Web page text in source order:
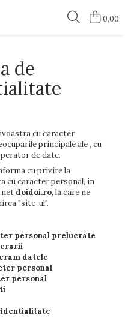
0,00
de
cu caracter
principale ale, cu
de date.
cu privire la
cu caracter personal, in
doidoi.ro, la care ne
"site-ul".
personal prelucrate
datele
personal
personal